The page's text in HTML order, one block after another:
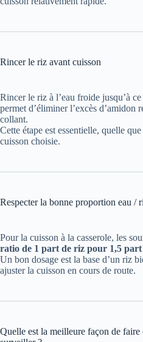
Rincer le riz avant cuisson
Rincer le riz à l’eau froide jusqu’à
permet d’éliminer l’excès d’amidon
collant.
Cette étape est essentielle, quelle
cuisson choisie.
Respecter la bonne proportion eau /
Pour la cuisson à la casserole, les
ratio de 1 part de riz pour 1,5 part
Un bon dosage est la base d’un riz
ajuster la cuisson en cours de route.
Quelle est la meilleure façon de faire